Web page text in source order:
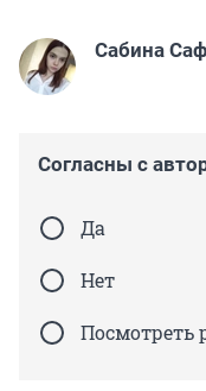
Сабина
Согласны с
Да
Нет
Посмотреть